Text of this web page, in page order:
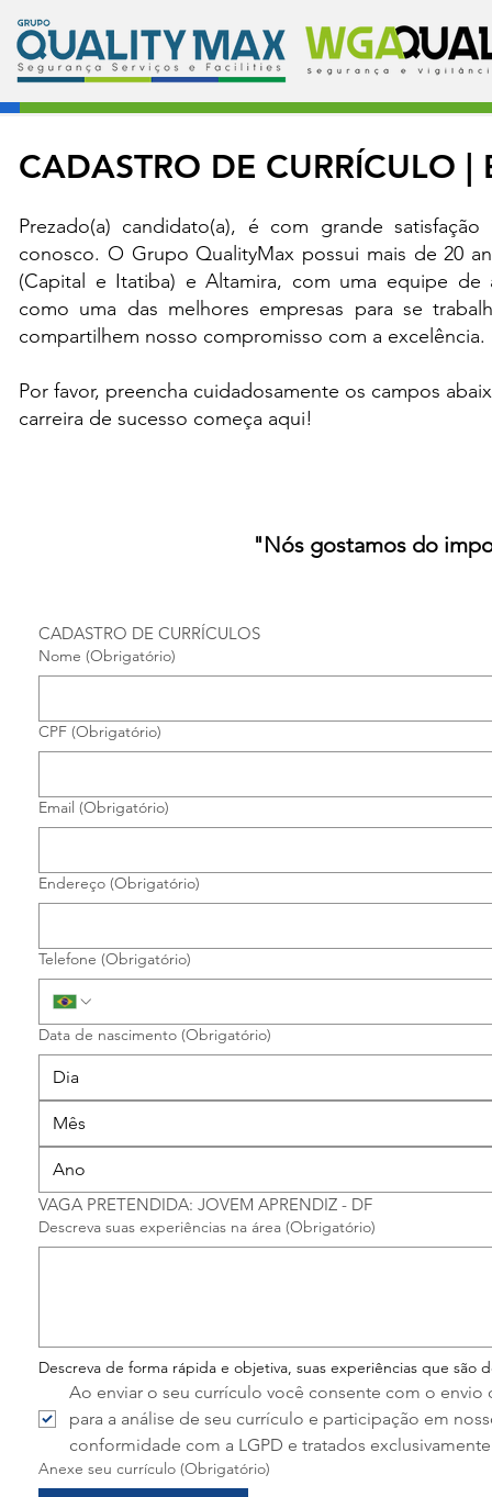
CADASTRO DE CURRÍCULO |
Prezado(a) candidato(a), é com grande
conosco. O Grupo QualityMax possui mais de 20
(Capital e Itatiba) e Altamira, com uma equipe de
como uma das melhores empresas para se
compartilhem nosso compromisso com a excelência.
Por favor, preencha cuidadosamente os campos
carreira de sucesso começa aqui!
"Nós gostamos do
CADASTRO DE CURRÍCULOS
Nome (Obrigatório)
CPF (Obrigatório)
Email (Obrigatório)
Endereço (Obrigatório)
Telefone (Obrigatório)
Data de nascimento (Obrigatório)
Mês
VAGA PRETENDIDA: JOVEM APRENDIZ - DF
Descreva suas experiências na área (Obrigatório)
Descreva de forma rápida e objetiva, suas experiências que são
Ao enviar o seu currículo você consente com o
para a análise de seu currículo e participação em
conformidade com a LGPD e tratados
Anexe seu currículo (Obrigatório)